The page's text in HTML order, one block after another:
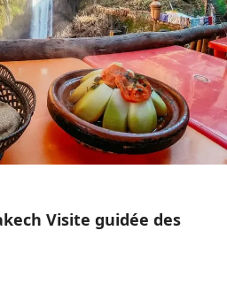
Visite guidée des